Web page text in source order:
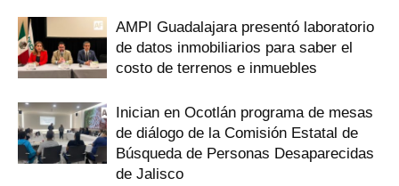
AMPI Guadalajara presentó laboratorio
de datos inmobiliarios para saber el
costo de terrenos e inmuebles
Inician en Ocotlán programa de mesas
de diálogo de la Comisión Estatal de
Búsqueda de Personas Desaparecidas
de Jalisco